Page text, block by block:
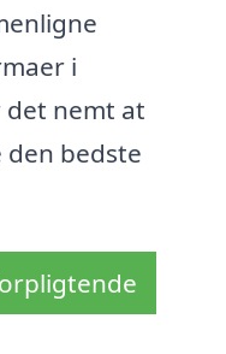
i
nemt at
bedste